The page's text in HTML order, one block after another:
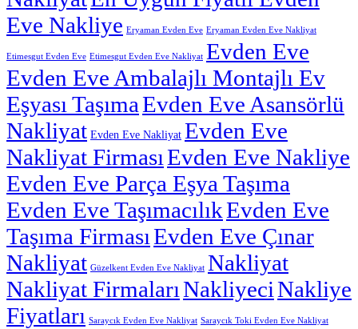
Eve Nakliye Eryaman Evden Eve Eryaman Evden Eve Nakliyat
Etimesgut Evden Eve Etimesgut Evden Eve Nakliyat Evden Eve
Evden Eve Ambalajlı Montajlı Ev
Eşyası TaşımaEvden Eve Asansörlü
Nakliyat Evden Eve Nakliyat Evden Eve
Nakliyat FirmasıEvden Eve Nakliye
Evden Eve Parça Eşya Taşıma
Evden Eve TaşımacılıkEvden Eve
Taşıma FirmasıEvden Eve Çınar
Nakliyat Güzelkent Evden Eve Nakliyat Nakliyat
Nakliyat FirmalarıNakliyeciNakliye
Fiyatları Saraycık Evden Eve Nakliyat Saraycık Toki Evden Eve Nakliyat